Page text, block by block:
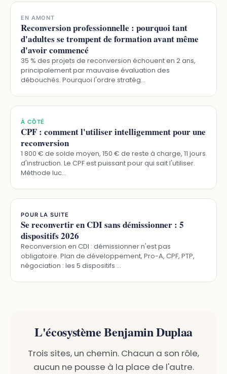
EN AMONT
Reconversion professionnelle : pourquoi tant
d'adultes se trompent de formation avant même
d'avoir commencé
35 % des projets de reconversion échouent en 2 ans,
principalement par mauvaise évaluation des
débouchés. Pourquoi l'ordre stratég…
À CÔTÉ
CPF : comment l'utiliser intelligemment pour une
reconversion
1 800 € de solde moyen, 150 € de reste à charge, 11 jours
d'instruction. Le CPF est puissant pour qui sait l'utiliser.
Méthode luc…
POUR LA SUITE
Se reconvertir en CDI sans démissionner : 5
dispositifs 2026
Reconversion en CDI : démissionner n'est pas
obligatoire. Plan de développement, Pro-A, CPF, PTP,
négociation : les 5 dispositifs …
L'écosystème Benjamin Duplaa
Trois sites, un chemin. Chacun a son rôle,
aucun ne pousse à la place de l'autre.